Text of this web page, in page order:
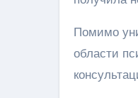
Помимо
области